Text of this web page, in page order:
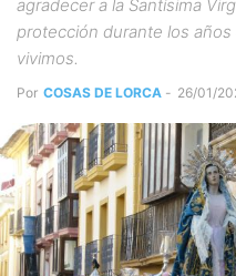
agradecer a la Santísima
protección durante los
vivimos.
Por COSAS DE LORCA - 26/01/